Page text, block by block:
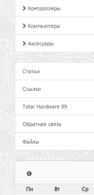
Контроллеры
Компьютеры
Аксесуары
Статьи
Ссылки
Total Hardware 99
Обратная связь
Файлы
Пн Вт Ср